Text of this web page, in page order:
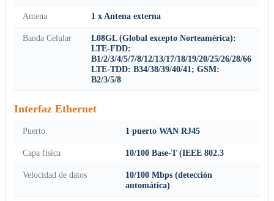
Antena 1 x Antena externa
Banda Celular
L08GL (Global excepto Norteamérica):
LTE-FDD:
B1/2/3/4/5/7/8/12/13/17/18/19/20/25/26/28/66
LTE-TDD: B34/38/39/40/41; GSM:
B2/3/5/8
Interfaz Ethernet
Puerto 1 puerto WAN RJ45
Capa física 10/100 Base-T (IEEE 802.3
Velocidad de datos
10/100 Mbps (detección
automática)